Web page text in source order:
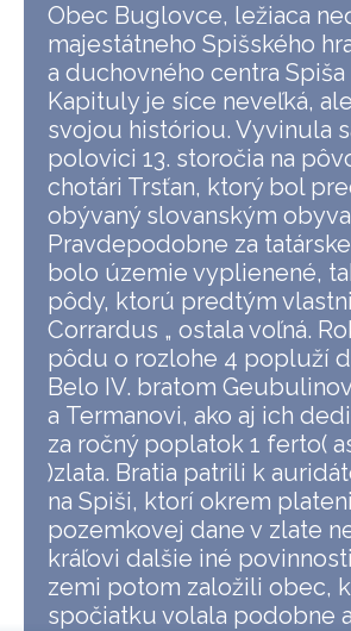
Obec Buglovce, ležiaca
majestátneho Spišského
a duchovného centra Spiša
Kapituly je síce neveľká,
svojou históriou. Vyvinula
polovici 13. storočia na
chotári Trsťan, ktorý bol
obývaný slovanským
Pravdepodobne za
bolo územie vyplienené,
pôdy, ktorú predtým
Corrardus „ ostala voľná.
pôdu o rozlohe 4 popluží
Belo IV. bratom
a Termanovi, ako aj ich
za ročný poplatok 1 ferto(
)zlata. Bratia patrili k
na Spiši, ktorí okrem
pozemkovej dane v zlate
kráľovi dalšie iné
zemi potom založili obec,
spočiatku volala podobne